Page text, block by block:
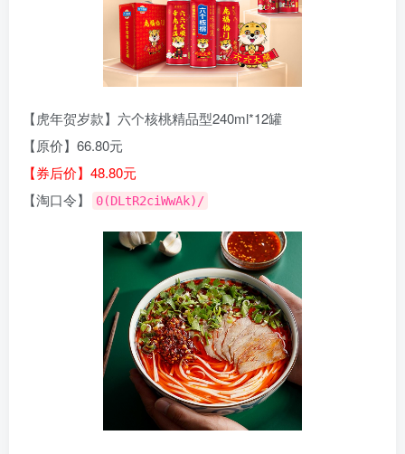
【虎年贺岁款】六个核桃精品型240ml*12罐
【原价】66.80元
【券后价】48.80元
【淘口令】
0(DLtR2ciWwAk)/